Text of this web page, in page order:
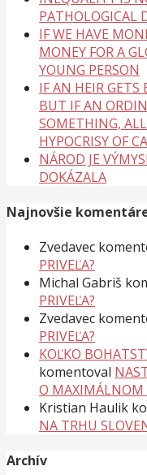
PATHOLOGICAL
IF WE HAVE
MONEY FOR A
YOUNG PERSON
IF AN HEIR
BUT IF AN
SOMETHING,
HYPOCRISY OF
NÁROD JE
DOKÁZALA
Najnovšie
Zvedavec
PRIVEĽA?
Michal Gabriš
PRIVEĽA?
Zvedavec
PRIVEĽA?
KOĽKO
komentoval
O MAXIMÁLNOM
Kristian Haulik
NA TRHU
Archív